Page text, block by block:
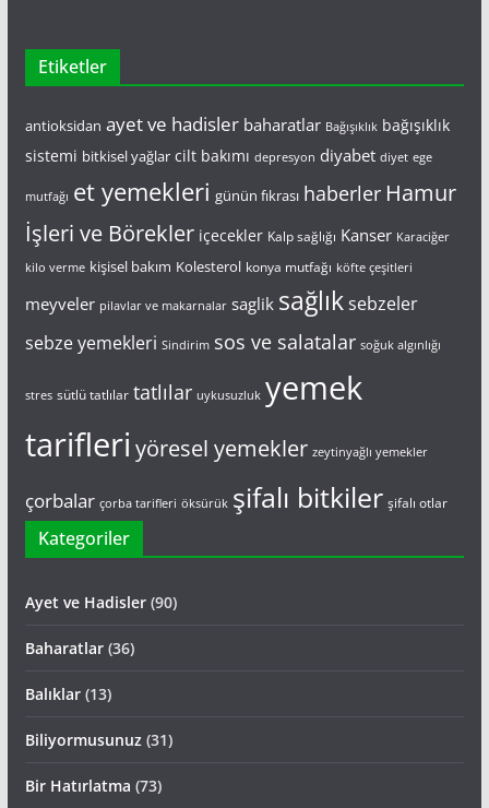
Etiketler
antioksidan ayet ve hadisler baharatlar Bağışıklık bağışıklık
sistemi bitkisel yağlar cilt bakımı depresyon diyabet diyet ege
mutfağı et yemekleri günün fıkrası haberler Hamur
İşleri ve Börekler içecekler Kalp sağlığı Kanser Karaciğer
kilo verme kişisel bakım Kolesterol konya mutfağı köfte çeşitleri
meyveler pilavlar ve makarnalar saglik sağlıksebzeler
sebze yemekleri Sindirim sos ve salatalar soğuk algınlığı
stres sütlü tatlılar tatlılar uykusuzluk yemek
tarifleri yöresel yemekler zeytinyağlı yemekler
çorbalar çorba tarifleri öksürük şifalı bitkiler şifalı otlar
Kategoriler
Ayet ve Hadisler(90)
Baharatlar(36)
Balıklar(13)
Biliyormusunuz (31)
Bir Hatırlatma (73)